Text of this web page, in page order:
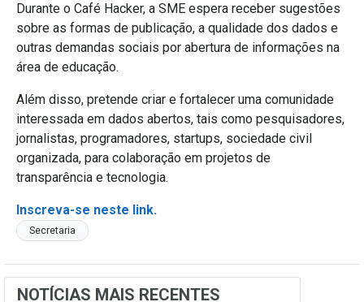
Durante o Café Hacker, a SME espera receber sugestões
sobre as formas de publicação, a qualidade dos dados e
outras demandas sociais por abertura de informações na
área de educação.
Além disso, pretende criar e fortalecer uma comunidade
interessada em dados abertos, tais como pesquisadores,
jornalistas, programadores, startups, sociedade civil
organizada, para colaboração em projetos de
transparência e tecnologia.
Inscreva-se neste link.
Secretaria
NOTÍCIAS MAIS RECENTES